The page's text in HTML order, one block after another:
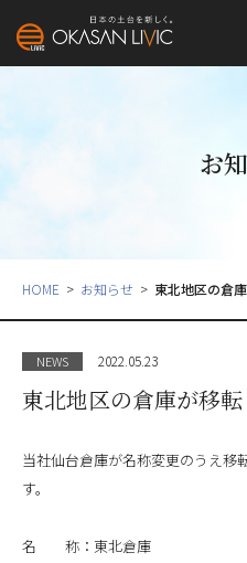
お
HOME お知らせ 東北地区の倉
NEWS 2022.05.23
東北地区の倉庫が移
当社仙台倉庫が名称変更のうえ移
す。
名 称：東北倉庫